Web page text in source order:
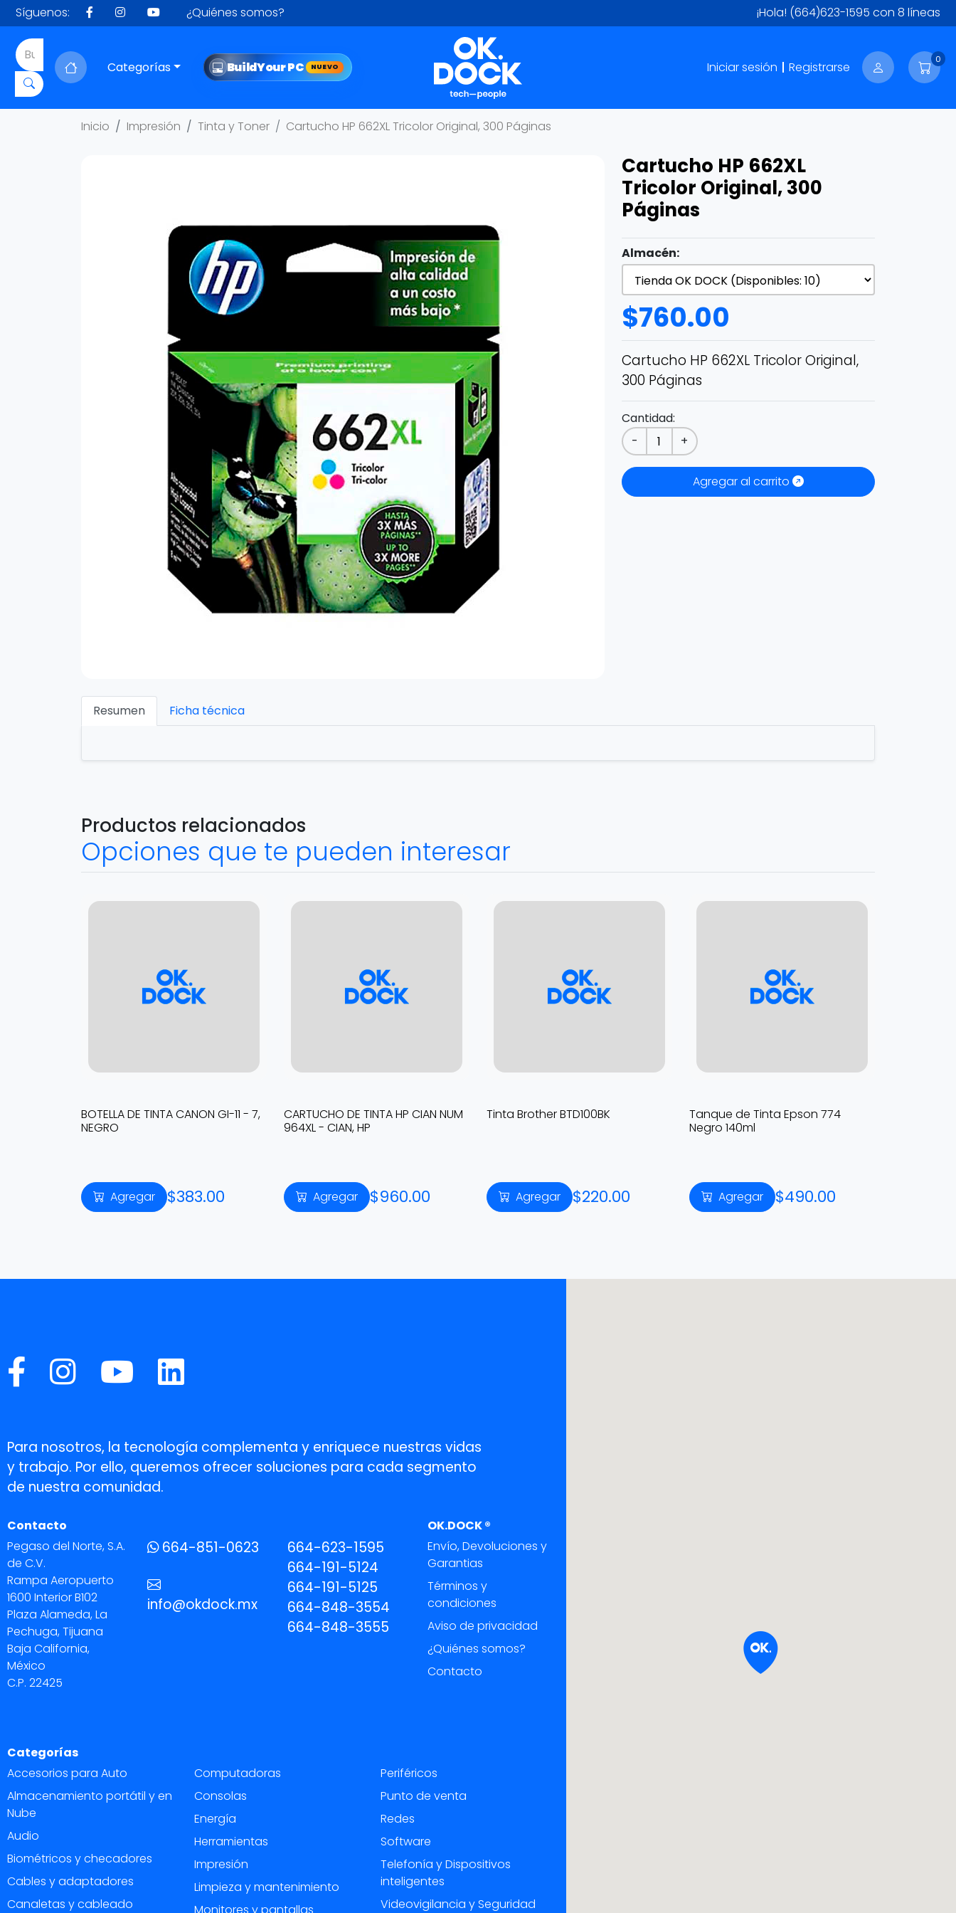
Síguenos: ¿Quiénes somos? ¡Hola! (664)623-1595 con 8 líneas
Categorías BuildYour PC NUEVO Iniciar sesión Registrarse
0
Inicio Impresión Tinta y Toner Cartucho HP 662XL Tricolor Original, 300 Páginas
Cartucho HP 662XL
Tricolor Original, 300
Páginas
Almacén:
$760.00
Cartucho HP 662XL Tricolor Original,
300 Páginas
Cantidad:
-
+
Agregar al carrito
Resumen Ficha técnica
Productos relacionados
Opciones que te pueden interesar
BOTELLA DE TINTA CANON GI-11 - 7,
NEGRO
Agregar $383.00
CARTUCHO DE TINTA HP CIAN NUM
964XL - CIAN, HP
Agregar $960.00
Tinta Brother BTD100BK
Agregar $220.00
Tanque de Tinta Epson 774
Negro 140ml
Agregar $490.00
Para nosotros, la tecnología complementa y enriquece nuestras vidas
y trabajo. Por ello, queremos ofrecer soluciones para cada segmento
de nuestra comunidad.
Contacto
Pegaso del Norte, S.A.
de C.V.
Rampa Aeropuerto
1600 Interior B102
Plaza Alameda, La
Pechuga, Tijuana
Baja California,
México
C.P. 22425
664-851-0623
info@okdock.mx
664-623-1595
664-191-5124
664-191-5125
664-848-3554
664-848-3555
OK.DOCK ®
Envío, Devoluciones y
Garantias
Términos y
condiciones
Aviso de privacidad
¿Quiénes somos?
Contacto
Categorías
Accesorios para Auto
Almacenamiento portátil y en
Nube
Audio
Biométricos y checadores
Cables y adaptadores
Canaletas y cableado
Computadoras
Consolas
Energía
Herramientas
Impresión
Limpieza y mantenimiento
Periféricos
Punto de venta
Redes
Software
Telefonía y Dispositivos
inteligentes
Videovigilancia y Seguridad